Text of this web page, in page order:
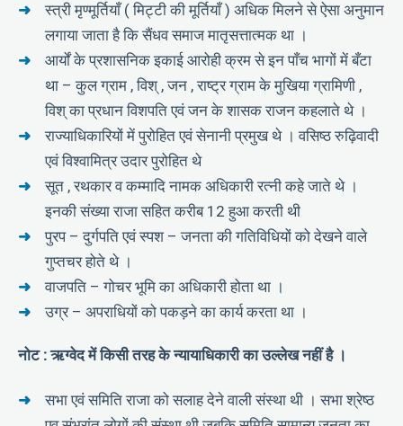
स्त्री मृण्मूर्तियाँ ( मिट्टी की मूर्तियाँ ) अधिक मिलने से ऐसा अनुमान
लगाया जाता है कि सैंधव समाज मातृसत्तात्मक था ।
आर्यों के प्रशासनिक इकाई आरोही क्रम से इन पाँच भागों में बँटा
था – कुल ग्राम , विश् , जन , राष्ट्र ग्राम के मुखिया ग्रामिणी ,
विश् का प्रधान विशपति एवं जन के शासक राजन कहलाते थे ।
राज्याधिकारियों में पुरोहित एवं सेनानी प्रमुख थे । वसिष्ठ रुढ़िवादी
एवं विश्वामित्र उदार पुरोहित थे
सूत , रथकार व कम्मादि नामक अधिकारी रत्नी कहे जाते थे ।
इनकी संख्या राजा सहित करीब 12 हुआ करती थी
पुरप – दुर्गपति एवं स्पश – जनता की गतिविधियों को देखने वाले
गुप्तचर होते थे ।
वाजपति – गोचर भूमि का अधिकारी होता था ।
उग्र – अपराधियों को पकड़ने का कार्य करता था ।
नोट : ऋग्वेद में किसी तरह के न्यायाधिकारी का उल्लेख नहीं है ।
सभा एवं समिति राजा को सलाह देने वाली संस्था थी । सभा श्रेष्ठ